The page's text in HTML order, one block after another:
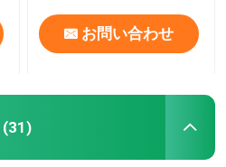
お問い合わせ
(31)